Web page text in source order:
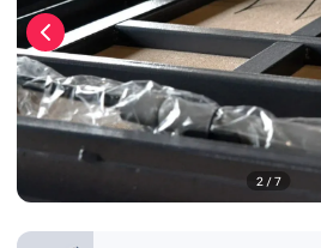
3 / 7